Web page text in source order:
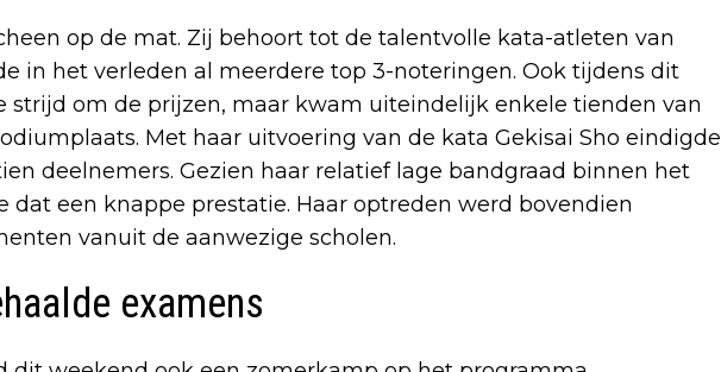
op de mat. Zij behoort tot de talentvolle kata-atleten van
in het verleden al meerdere top 3-noteringen. Ook tijdens dit
strijd om de prijzen, maar kwam uiteindelijk enkele tienden van
Met haar uitvoering van de kata Gekisai Sho eindigde
deelnemers. Gezien haar relatief lage bandgraad binnen het
dat een knappe prestatie. Haar optreden werd bovendien
vanuit de aanwezige scholen.
examens